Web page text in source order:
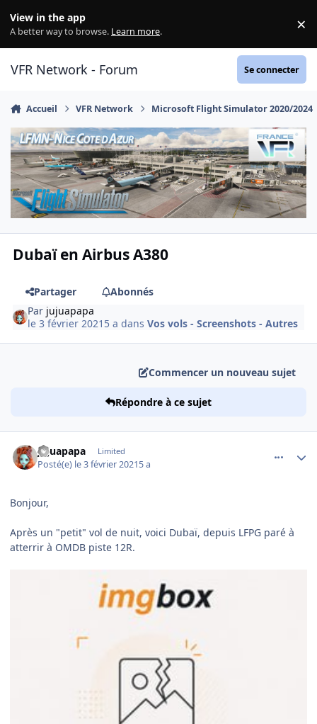
View in the app
A better way to browse. Learn more. ×
VFR Network - Forum Se connecter
Accueil VFR Network Microsoft Flight Simulator 2020/2024
Dubaï en Airbus A380
Partager
Abonnés
Par jujuapapa
le 3 février 2021 5 a dansVos vols - Screenshots - Autres
Commencer un nouveau sujet
Répondre à ce sujet
jujuapapa Limited
Posté(e) le 3 février 20215 a
Bonjour,
Après un "petit" vol de nuit, voici Dubaï, depuis LFPG paré à
atterrir à OMDB piste 12R.